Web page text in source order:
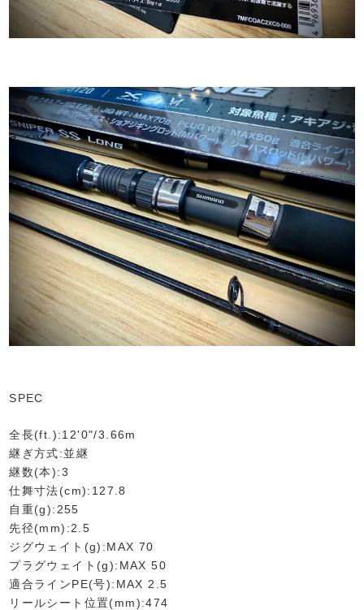
SPEC
全長(ft.):12'0"/3.66m
継ぎ方式:並継
継数(本):3
仕舞寸法(cm):127.8
自重(g):255
先径(mm):2.5
ジグウェイト(g):MAX 70
プラグウェイト(g):MAX 50
適合ラインPE(号):MAX 2.5
リールシート位置(mm):474